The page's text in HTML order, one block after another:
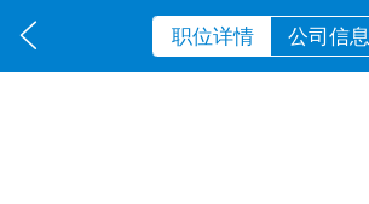
职位详情 公司信息